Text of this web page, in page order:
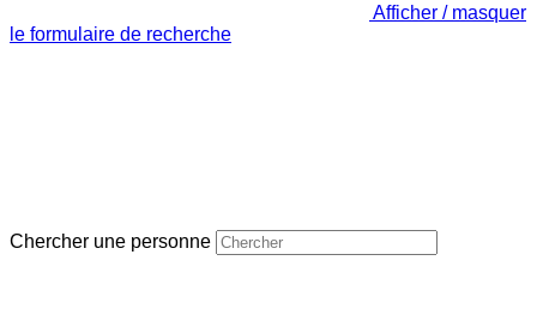
Afficher / masquer
le formulaire de recherche
Chercher une personne